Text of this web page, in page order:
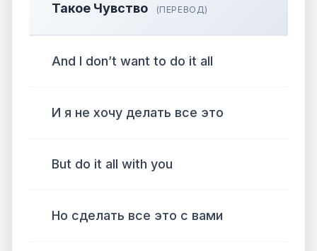
Такое Чувство (ПЕРЕВОД)
And I don’t want to do it all
И я не хочу делать все это
But do it all with you
Но сделать все это с вами